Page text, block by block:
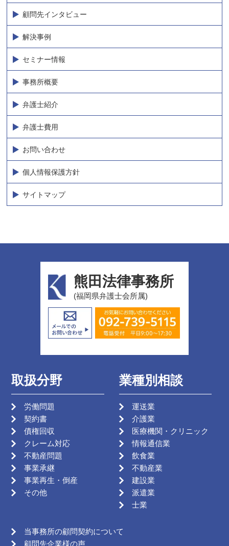
顧問先インタビュー
解決事例
セミナー情報
事務所概要
弁護士紹介
弁護士費用
お問い合わせ
個人情報保護方針
サイトマップ
熊田法律事務所
(福岡県弁護士会所属)
取扱分野
労働問題
契約書
債権回収
クレーム対応
不動産問題
事業承継
事業再生・倒産
その他
業種別相談
運送業
介護業
医療機関・クリニック
情報通信業
飲食業
不動産業
建設業
派遣業
士業
当事務所の顧問契約について
顧問先企業様の声